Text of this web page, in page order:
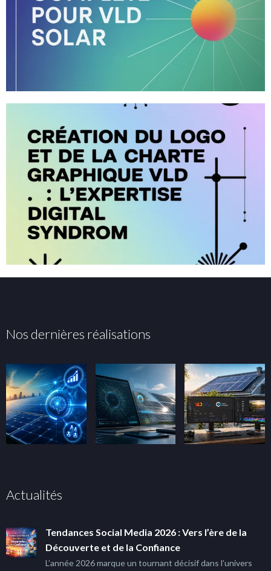
Nos dernières réalisations
Actualités
Tendances Social Media 2026 : Vers l’ère de la
Découverte et de la Confiance
L’année 2026 marque un tournant décisif dans l’univers